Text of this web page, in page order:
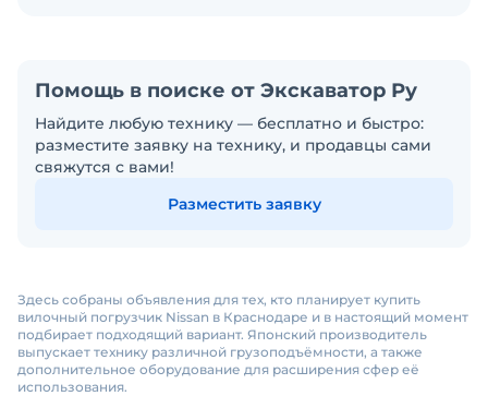
Помощь в поиске от Экскаватор Ру
Найдите любую технику — бесплатно и быстро:
разместите заявку на технику, и продавцы сами
свяжутся с вами!
Разместить заявку
Здесь собраны объявления для тех, кто планирует купить
вилочный погрузчик Nissan в Краснодаре и в настоящий момент
подбирает подходящий вариант. Японский производитель
выпускает технику различной грузоподъёмности, а также
дополнительное оборудование для расширения сфер её
использования.